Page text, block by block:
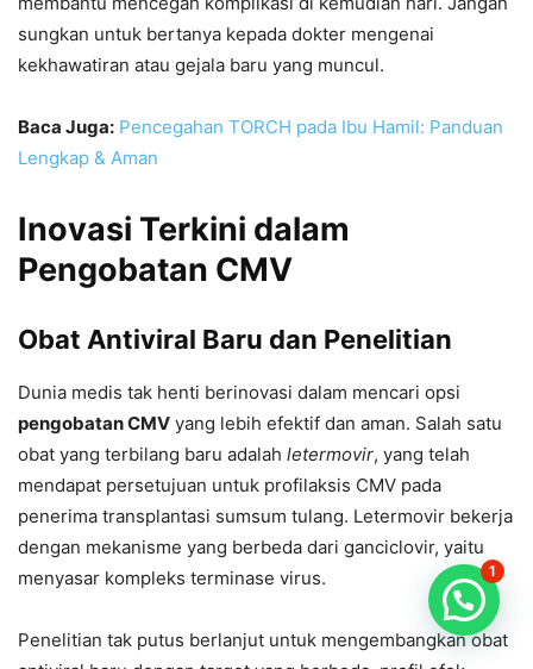
sungkan untuk bertanya kepada dokter mengenai
kekhawatiran atau gejala baru yang muncul.
Baca Juga: Pencegahan TORCH pada Ibu Hamil: Panduan
Lengkap & Aman
Inovasi Terkini dalam
Pengobatan CMV
Obat Antiviral Baru dan Penelitian
Dunia medis tak henti berinovasi dalam mencari opsi
pengobatan CMV yang lebih efektif dan aman. Salah satu
obat yang terbilang baru adalah letermovir, yang telah
mendapat persetujuan untuk profilaksis CMV pada
penerima transplantasi sumsum tulang. Letermovir bekerja
dengan mekanisme yang berbeda dari ganciclovir, yaitu
menyasar kompleks terminase virus.
Penelitian tak putus berlanjut untuk mengembangkan obat
1